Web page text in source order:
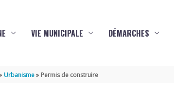
VIE MUNICIPALE DÉMARCHES
Urbanisme Permis de construire